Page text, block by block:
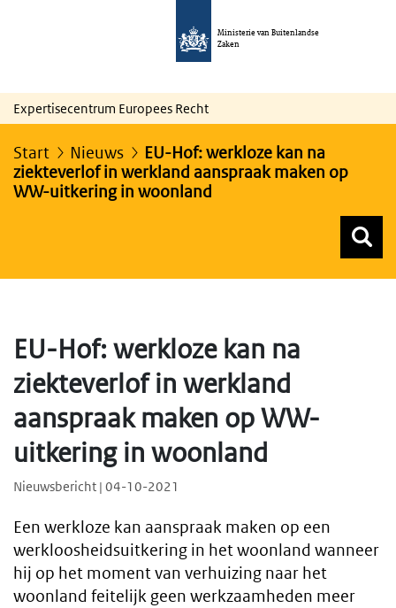
Ministerie van Buitenlandse
Zaken
Expertisecentrum Europees Recht
Start Nieuws
EU-Hof: werkloze kan na
ziekteverlof in werkland aanspraak maken op
WW-uitkering in woonland
EU-Hof: werkloze kan na
ziekteverlof in werkland
aanspraak maken op WW-
uitkering in woonland
Nieuwsbericht | 04-10-2021
Een werkloze kan aanspraak maken op een
werkloosheidsuitkering in het woonland wanneer
hij op het moment van verhuizing naar het
woonland feitelijk geen werkzaamheden meer